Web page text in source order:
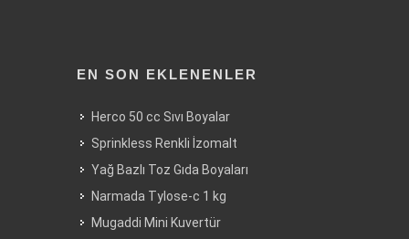
EN SON EKLENENLER
Herco 50 cc Sıvı Boyalar
Sprinkless Renkli İzomalt
Yağ Bazlı Toz Gıda Boyaları
Narmada Tylose-c 1 kg
Mugaddi Mini Kuvertür